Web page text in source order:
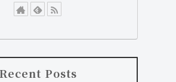
Recent Posts